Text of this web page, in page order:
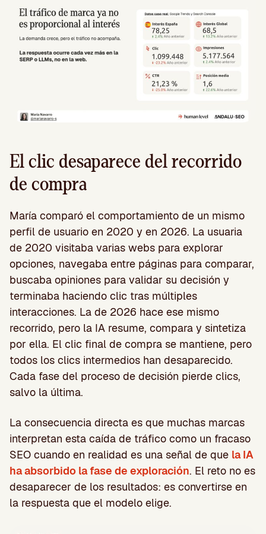
El clic desaparece del recorrido
de compra
María comparó el comportamiento de un mismo
perfil de usuario en 2020 y en 2026. La usuaria
de 2020 visitaba varias webs para explorar
opciones, navegaba entre páginas para comparar,
buscaba opiniones para validar su decisión y
terminaba haciendo clic tras múltiples
interacciones. La de 2026 hace ese mismo
recorrido, pero la IA resume, compara y sintetiza
por ella. El clic final de compra se mantiene, pero
todos los clics intermedios han desaparecido.
Cada fase del proceso de decisión pierde clics,
salvo la última.
La consecuencia directa es que muchas marcas
interpretan esta caída de tráfico como un fracaso
SEO cuando en realidad es una señal de que la IA
ha absorbido la fase de exploración. El reto no es
desaparecer de los resultados: es convertirse en
la respuesta que el modelo elige.